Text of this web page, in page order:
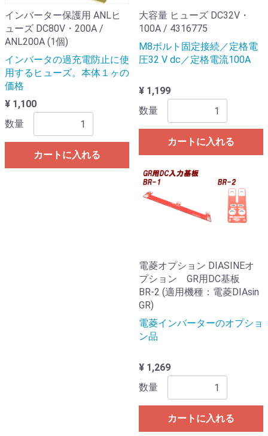
インバーター保護用 ANLヒ
ューズ DC80V・200A /
ANL200A (1個)
インバータの過充電防止に使
用するヒューズ。本体１ヶの
価格
¥ 1,100
数量
カートに入れる
大容量 ヒューズ DC32V・
100A / 4316775
M8ボルト固定接続／定格電
圧32 V dc／定格電流100A
¥ 1,199
数量
カートに入れる
電菱オプション DIASINEオ
プション GR用DC基板
BR-2 (適用機種：電菱DIAsin
GR)
電菱インバーターのオプショ
ン品
¥ 1,269
数量
カートに入れる